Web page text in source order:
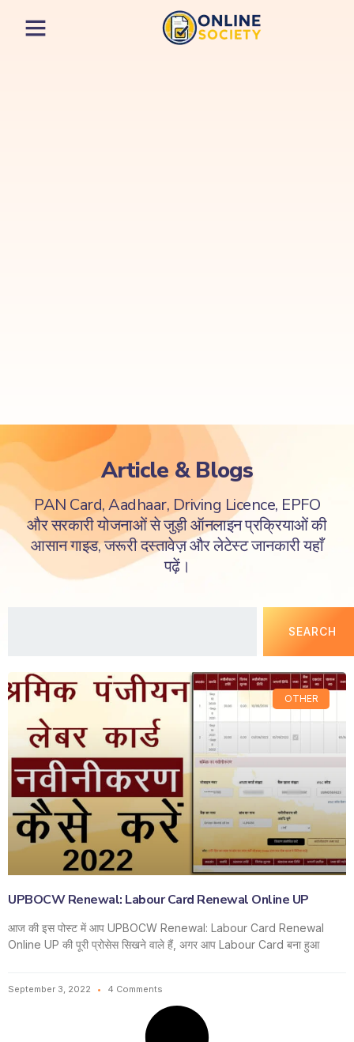
Article & Blogs
PAN Card, Aadhaar, Driving Licence, EPFO
और सरकारी योजनाओं से जुड़ी ऑनलाइन प्रक्रियाओं की
आसान गाइड, जरूरी दस्तावेज़ और लेटेस्ट जानकारी यहाँ
पढ़ें।
SEARCH
OTHER
UPBOCW Renewal: Labour Card Renewal Online UP
आज की इस पोस्ट में आप UPBOCW Renewal: Labour Card Renewal
Online UP की पूरी प्रोसेस सिखने वाले हैं, अगर आप Labour Card बना हुआ
September 3, 2022 4 Comments